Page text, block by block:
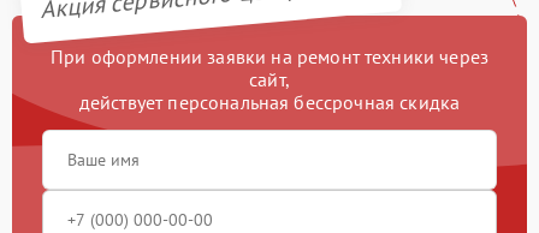
При оформлении заявки на ремонт техники через
сайт,
действует персональная бессрочная скидка